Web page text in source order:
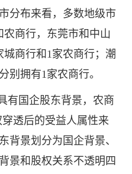
分布来看，多数地级市
商行，东莞市和中山
商行和1家农商行；潮
别拥有1家农商行。
有国企股东背景，农商
透后的受益人属性来
背景划分为国企背景、
景和股权关系不透明四